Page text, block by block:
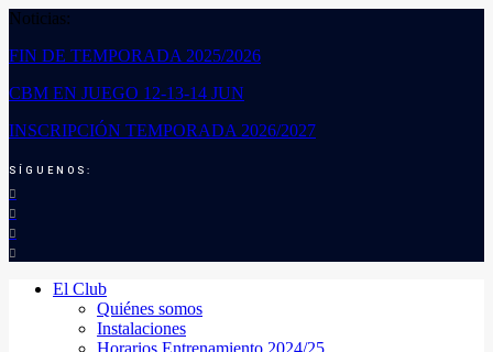
Noticias:
FIN DE TEMPORADA 2025/2026
CBM EN JUEGO 12-13-14 JUN
INSCRIPCIÓN TEMPORADA 2026/2027
SÍGUENOS:
El Club
Quiénes somos
Instalaciones
Horarios Entrenamiento 2024/25